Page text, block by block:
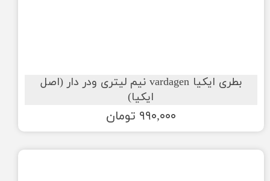
بطری ایکیا vardagen نیم لیتری ودر دار (اصل
ایکیا)
۹۹۰,۰۰۰ تومان